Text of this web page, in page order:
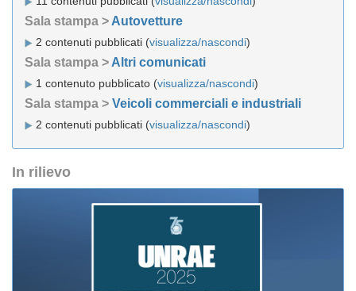
Sala stampa > Autovetture
2 contenuti pubblicati (visualizza/nascondi)
Sala stampa > Altri comunicati
1 contenuto pubblicato (visualizza/nascondi)
Sala stampa > Veicoli commerciali e industriali
2 contenuti pubblicati (visualizza/nascondi)
In rilievo